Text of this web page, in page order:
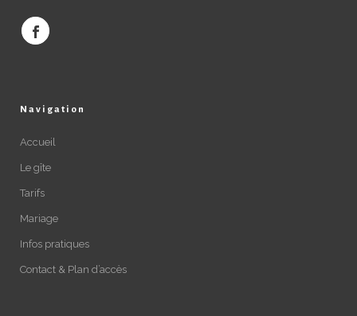
Navigation
Accueil
Le gîte
Tarifs
Mariage
Infos pratiques
Contact & Plan d’accès